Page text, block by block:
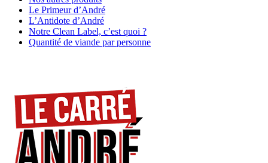
Le Primeur d’André
L’Antidote d’André
Notre Clean Label, c’est quoi ?
Quantité de viande par personne